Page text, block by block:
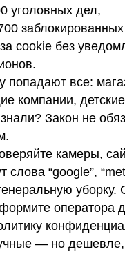
уголовных дел,
заблокированных
cookie без
попадают все:
компании,
Закон не
камеры,
слова “google”,
уборку.
оператора
— но дешевле,